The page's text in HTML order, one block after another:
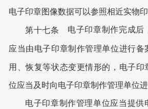
电子印章图像数据可以参照相近实物印
第十七条 电子印章制作完成后
应当由电子印章制作管理单位进行备
用、恢复等状态变更情形的，电子印
位应当及时向电子印章制作管理单位进
电子印章制作管理单位应当提供